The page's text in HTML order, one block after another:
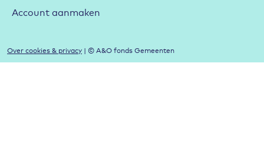
Account aanmaken
Over cookies & privacy | © A&O fonds Gemeenten